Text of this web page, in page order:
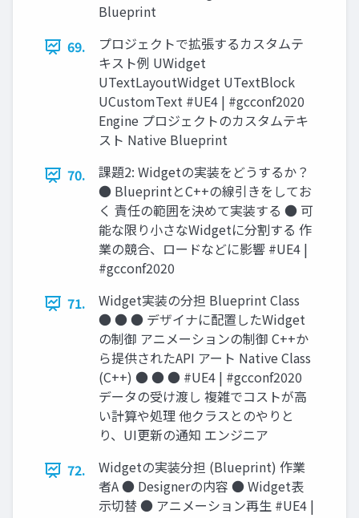
Blueprint
69.
プロジェクトで拡張するカスタムテ
キスト例 UWidget
UTextLayoutWidget UTextBlock
UCustomText #UE4 | #gcconf2020
Engine プロジェクトのカスタムテキ
スト Native Blueprint
70.
課題2: Widgetの実装をどうするか？
● BlueprintとC++の線引きをしてお
く 責任の範囲を決めて実装する ● 可
能な限り小さなWidgetに分割する 作
業の競合、ロードなどに影響 #UE4 |
#gcconf2020
71.
Widget実装の分担 Blueprint Class
● ● ● デザイナに配置したWidget
の制御 アニメーションの制御 C++か
ら提供されたAPI アート Native Class
(C++) ● ● ● #UE4 | #gcconf2020
データの受け渡し 複雑でコストが高
い計算や処理 他クラスとのやりと
り、UI更新の通知 エンジニア
72.
Widgetの実装分担 (Blueprint) 作業
者A ● Designerの内容 ● Widget表
示切替 ● アニメーション再生 #UE4 |